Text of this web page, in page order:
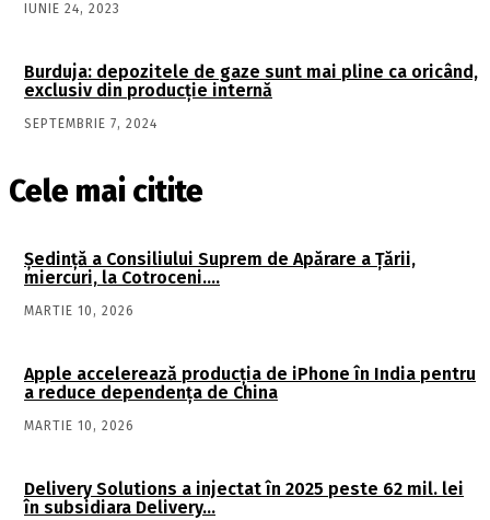
IUNIE 24, 2023
Burduja: depozitele de gaze sunt mai pline ca oricând,
exclusiv din producție internă
SEPTEMBRIE 7, 2024
Cele mai citite
Şedinţă a Consiliului Suprem de Apărare a Ţării,
miercuri, la Cotroceni….
MARTIE 10, 2026
Apple accelerează producția de iPhone în India pentru
a reduce dependența de China
MARTIE 10, 2026
Delivery Solutions a injectat în 2025 peste 62 mil. lei
în subsidiara Delivery…